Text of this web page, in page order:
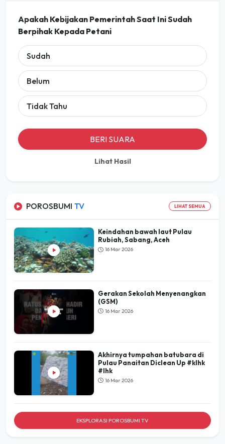
Apakah Kebijakan Pemerintah Saat Ini Sudah
Berpihak Kepada Petani
Sudah
Belum
Tidak Tahu
BERI SUARA
Lihat Hasil
POROSBUMI TV LIHAT SEMUA
Keindahan bawah laut Pulau
Rubiah, Sabang, Aceh
16 Mar 2026
Gerakan Sekolah Menyenangkan
(GSM)
16 Mar 2026
Akhirnya tumpahan batubara di
Pulau Panaitan Diclean Up #klhk
#lhk
16 Mar 2026
EKSPLORASI POROSBUMI TV